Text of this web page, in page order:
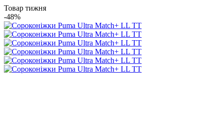
Товар тижня
-48%